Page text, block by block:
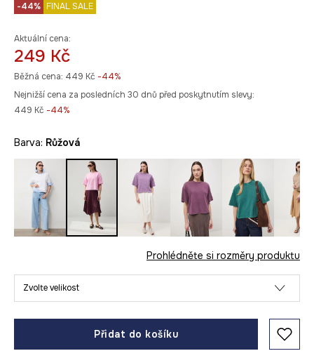
-44% FINAL SALE
Aktuální cena:
249 Kč
Běžná cena: 449 Kč -44%
Nejnižší cena za posledních 30 dnů před poskytnutím slevy:
449 Kč -44%
Barva: růžová
Prohlédněte si rozměry produktu
Zvolte velikost
Přidat do košíku